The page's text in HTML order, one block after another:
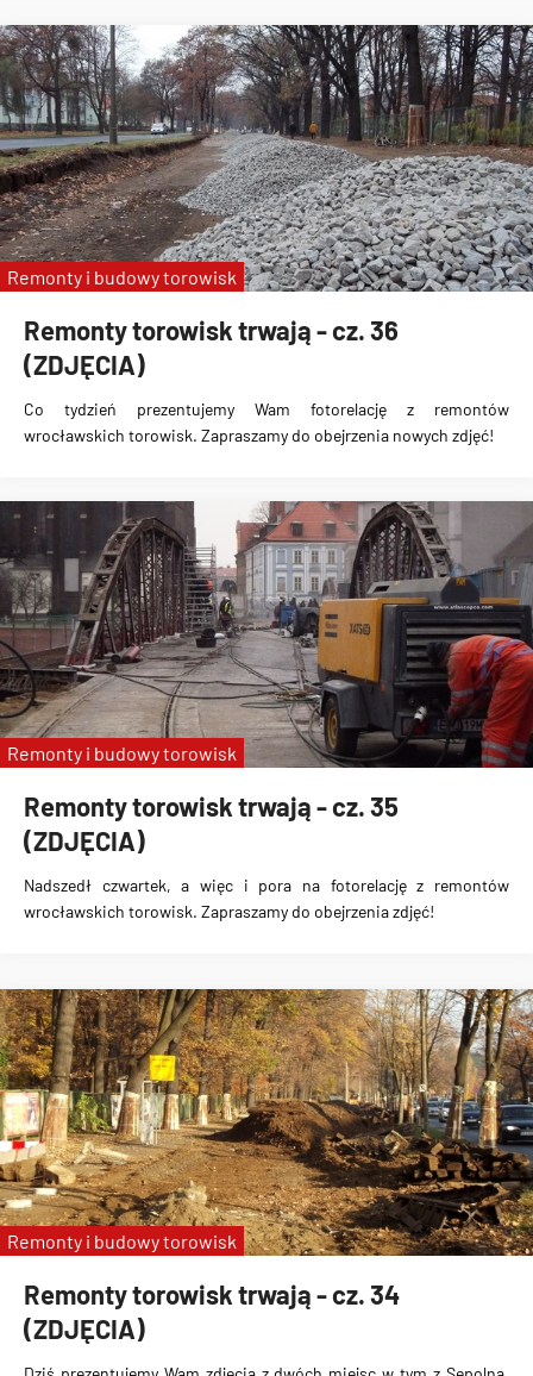
Remonty torowisk trwają - cz. 36
(ZDJĘCIA)
Co tydzień prezentujemy Wam fotorelację z remontów
wrocławskich torowisk. Zapraszamy do obejrzenia nowych zdjęć!
Remonty i budowy torowisk
Remonty torowisk trwają - cz. 35
(ZDJĘCIA)
Nadszedł czwartek, a więc i pora na fotorelację z remontów
wrocławskich torowisk. Zapraszamy do obejrzenia zdjęć!
Remonty i budowy torowisk
Remonty torowisk trwają - cz. 34
(ZDJĘCIA)
Remonty i budowy torowisk